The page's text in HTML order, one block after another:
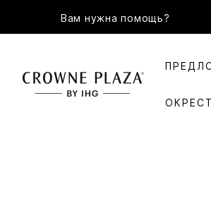
Вам нужна помощь?